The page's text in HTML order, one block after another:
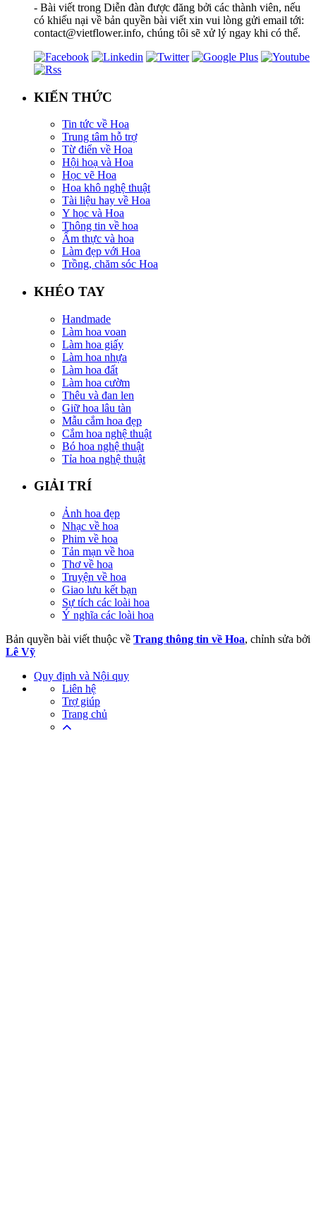
- Bài viết trong Diễn đàn được đăng bởi các thành viên, nếu
có khiếu nại về bản quyền bài viết xin vui lòng gửi email tới:
contact@vietflower.info, chúng tôi sẽ xử lý ngay khi có thể.
KIẾN THỨC
Tin tức về Hoa
Trung tâm hỗ trợ
Từ điển về Hoa
Hội hoạ và Hoa
Học vẽ Hoa
Hoa khô nghệ thuật
Tài liệu hay về Hoa
Y học và Hoa
Thông tin về hoa
Ẩm thực và hoa
Làm đẹp với Hoa
Trồng, chăm sóc Hoa
KHÉO TAY
Handmade
Làm hoa voan
Làm hoa giấy
Làm hoa nhựa
Làm hoa đất
Làm hoa cườm
Thêu và đan len
Giữ hoa lâu tàn
Mẫu cắm hoa đẹp
Cắm hoa nghệ thuật
Bó hoa nghệ thuật
Tỉa hoa nghệ thuật
GIẢI TRÍ
Ảnh hoa đẹp
Nhạc về hoa
Phim về hoa
Tản mạn về hoa
Thơ về hoa
Truyện về hoa
Giao lưu kết bạn
Sự tích các loài hoa
Ý nghĩa các loài hoa
Bản quyền bài viết thuộc về Trang thông tin về Hoa, chỉnh sửa bởi
Lê Vỹ
Quy định và Nội quy
Liên hệ
Trợ giúp
Trang chủ